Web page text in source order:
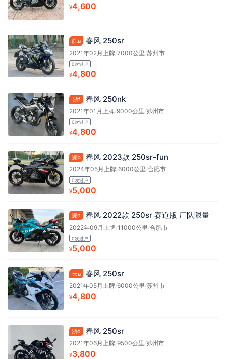
¥4,600
皖a 春风 250sr
2021年02月上牌/7000公里/苏州市
0次过户
¥4,800
浙f 春风 250nk
2021年01月上牌/9000公里/苏州市
0次过户
¥4,800
皖b 春风 2023款 250sr-fun
2024年05月上牌/6000公里/合肥市
0次过户
¥5,000
皖n 春风 2022款 250sr 赛道版 厂队限量
2022年09月上牌/11000公里/合肥市
0次过户
¥5,000
云a 春风 250sr
2021年05月上牌/6000公里 /苏州市
¥4,800
浙d 春风 250sr
2021年06月上牌/9500公里 /苏州市
¥3,800